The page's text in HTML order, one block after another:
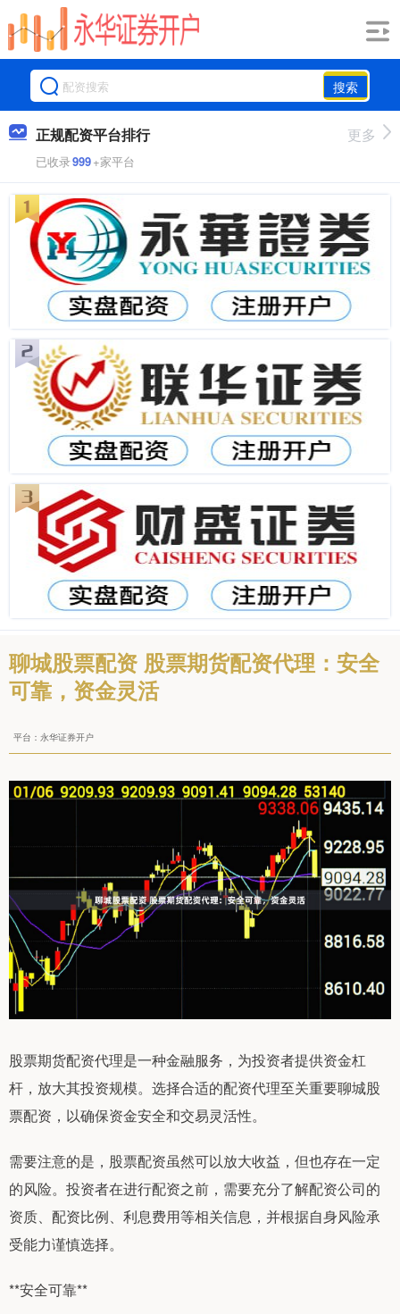
搜索
正规配资平台排行
已收录999+家平台
更多
聊城股票配资 股票期货配资代理：安全
可靠，资金灵活
平台：永华证券开户
股票期货配资代理是一种金融服务，为投资者提供资金杠
杆，放大其投资规模。选择合适的配资代理至关重要聊城股
票配资，以确保资金安全和交易灵活性。
需要注意的是，股票配资虽然可以放大收益，但也存在一定
的风险。投资者在进行配资之前，需要充分了解配资公司的
资质、配资比例、利息费用等相关信息，并根据自身风险承
受能力谨慎选择。
**安全可靠**